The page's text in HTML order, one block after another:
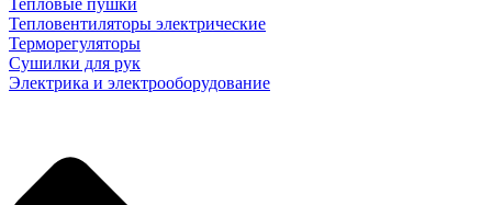
Тепловентиляторы электрические
Терморегуляторы
Сушилки для рук
Электрика и электрооборудование